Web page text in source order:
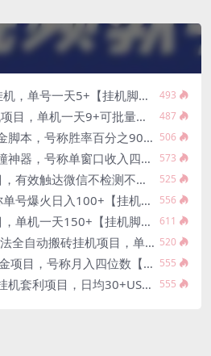
天5+【挂机脚本+使用教程】 493
批量放大【挂机脚本+使用教程】 487
之90以上【分析脚本+使用教程】 506
入四位数【协议脚本+使用教程】 573
测不封号【引流脚本+使用教程】 525
100+【挂机脚本+使用教程】 556
150+【挂机脚本+使用教程】 611
，单窗口30+【挂机脚本+使用教程】 520
四位数【协议脚本+使用教程】 555
30+USD【挂机脚本+使用教程】 555